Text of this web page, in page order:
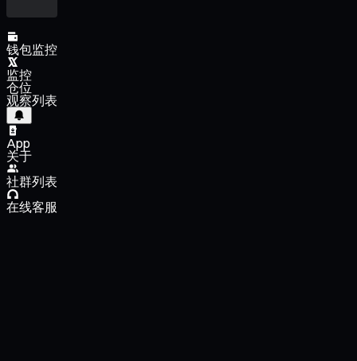
钱包监控
监控
仓位
观察列表
App
关于
社群列表
在线客服